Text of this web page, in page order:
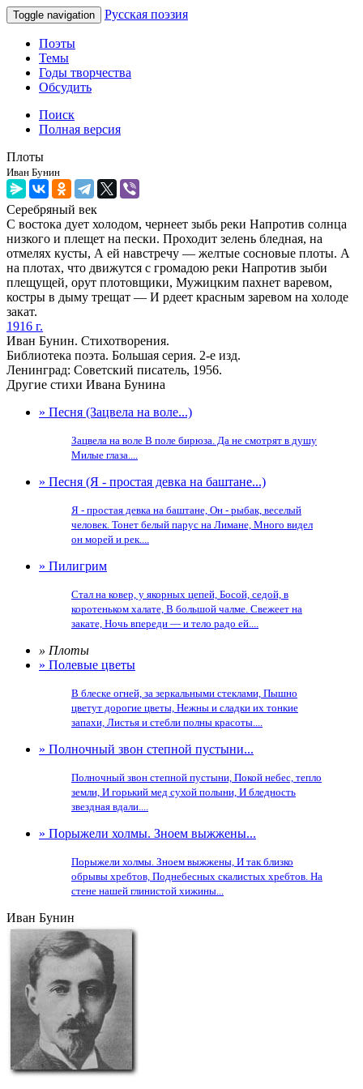
Toggle navigation Русская поэзия
Поэты
Темы
Годы творчества
Обсудить
Поиск
Полная версия
Плоты
Иван Бунин
Серебряный век
С востока дует холодом, чернеет зыбь реки Напротив солнца
низкого и плещет на пески. Проходит зелень бледная, на
отмелях кусты, А ей навстречу — желтые сосновые плоты. А
на плотах, что движутся с громадою реки Напротив зыби
плещущей, орут плотовщики, Мужицким пахнет варевом,
костры в дыму трещат — И рдеет красным заревом на холоде
закат.
1916 г.
Иван Бунин. Стихотворения.
Библиотека поэта. Большая серия. 2-е изд.
Ленинград: Советский писатель, 1956.
Другие стихи Ивана Бунина
» Песня (Зацвела на воле...)
Зацвела на воле В поле бирюза. Да не смотрят в душу
Милые глаза....
» Песня (Я - простая девка на баштане...)
Я - простая девка на баштане, Он - рыбак, веселый
человек. Тонет белый парус на Лимане, Много видел
он морей и рек....
» Пилигрим
Стал на ковер, у якорных цепей, Босой, седой, в
коротеньком халате, В большой чалме. Свежеет на
закате, Ночь впереди — и тело радо ей....
» Плоты
» Полевые цветы
В блеске огней, за зеркальными стеклами, Пышно
цветут дорогие цветы, Нежны и сладки их тонкие
запахи, Листья и стебли полны красоты....
» Полночный звон степной пустыни...
Полночный звон степной пустыни, Покой небес, тепло
земли, И горький мед сухой полыни, И бледность
звездная вдали....
» Порыжели холмы. Зноем выжжены...
Порыжели холмы. Зноем выжжены, И так близко
обрывы хребтов, Поднебесных скалистых хребтов. На
стене нашей глинистой хижины...
Иван Бунин